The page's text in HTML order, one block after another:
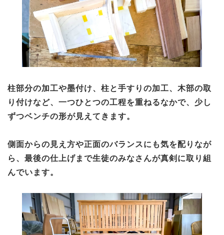
柱部分の加工や墨付け、柱と手すりの加工、木部の取
り付けなど、一つひとつの工程を重ねるなかで、少し
ずつベンチの形が見えてきます。
側面からの見え方や正面のバランスにも気を配りなが
ら、最後の仕上げまで生徒のみなさんが真剣に取り組
んでいます。